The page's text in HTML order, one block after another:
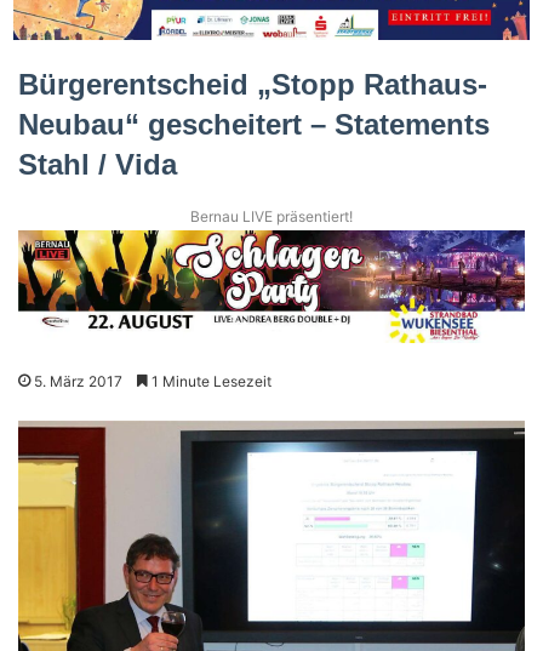
Bürgerentscheid „Stopp Rathaus-
Neubau“ gescheitert – Statements
Stahl / Vida
Bernau LIVE präsentiert!
5. März 2017 1 Minute Lesezeit